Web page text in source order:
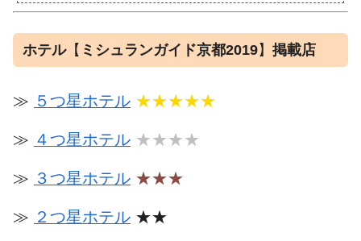
ホテル【 ミシュランガイド京都2019】 掲載店
≫ ５つ星ホテル ★★★★★
≫ ４つ星ホテル ★★★★
≫ ３つ星ホテル ★★★
≫ ２つ星ホテル ★★